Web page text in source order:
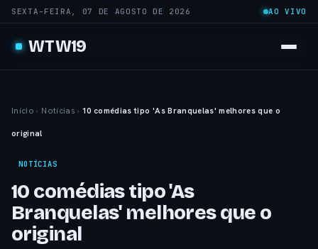
SEXTA-FEIRA, 07 DE AGOSTO DE 2026 AO VIVO
WTW19
Início › Notícias › 10 comédias tipo 'As Branquelas' melhores que o
original
NOTÍCIAS
10 comédias tipo 'As
Branquelas' melhores que o
original